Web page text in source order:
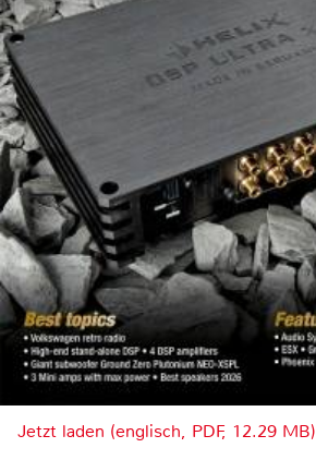
Jetzt laden (englisch, PDF, 12.29 MB)